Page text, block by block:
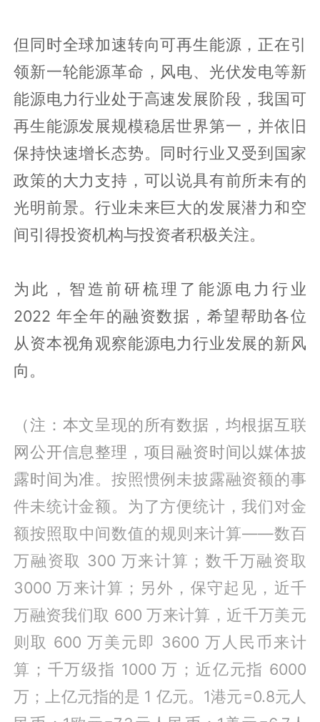
但同时全球加速转向可再生能源，正在引
领新一轮能源革命，风电、光伏发电等新
能源电力行业处于高速发展阶段，我国可
再生能源发展规模稳居世界第一，并依旧
保持快速增长态势。同时行业又受到国家
政策的大力支持，可以说具有前所未有的
光明前景。行业未来巨大的发展潜力和空
间引得投资机构与投资者积极关注。
为此，智造前研梳理了能源电力行业
2022 年全年的融资数据，希望帮助各位
从资本视角观察能源电力行业发展的新风
向。
（注：本文呈现的所有数据，均根据互联
网公开信息整理，项目融资时间以媒体披
露时间为准。 按照惯例未披露融资额的事
件未统计金额。为了方便统计，我们对金
额按照取中间数值的规则来计算——数百
万融资取 300 万来计算；数千万融资取
3000 万来计算；另外，保守起见，近千
万融资我们取 600 万来计算，近千万美元
则取 600 万美元即 3600 万人民币来计
算；千万级指 1000 万；近亿元指 6000
万；上亿元指的是 1 亿元。1港元=0.8元人